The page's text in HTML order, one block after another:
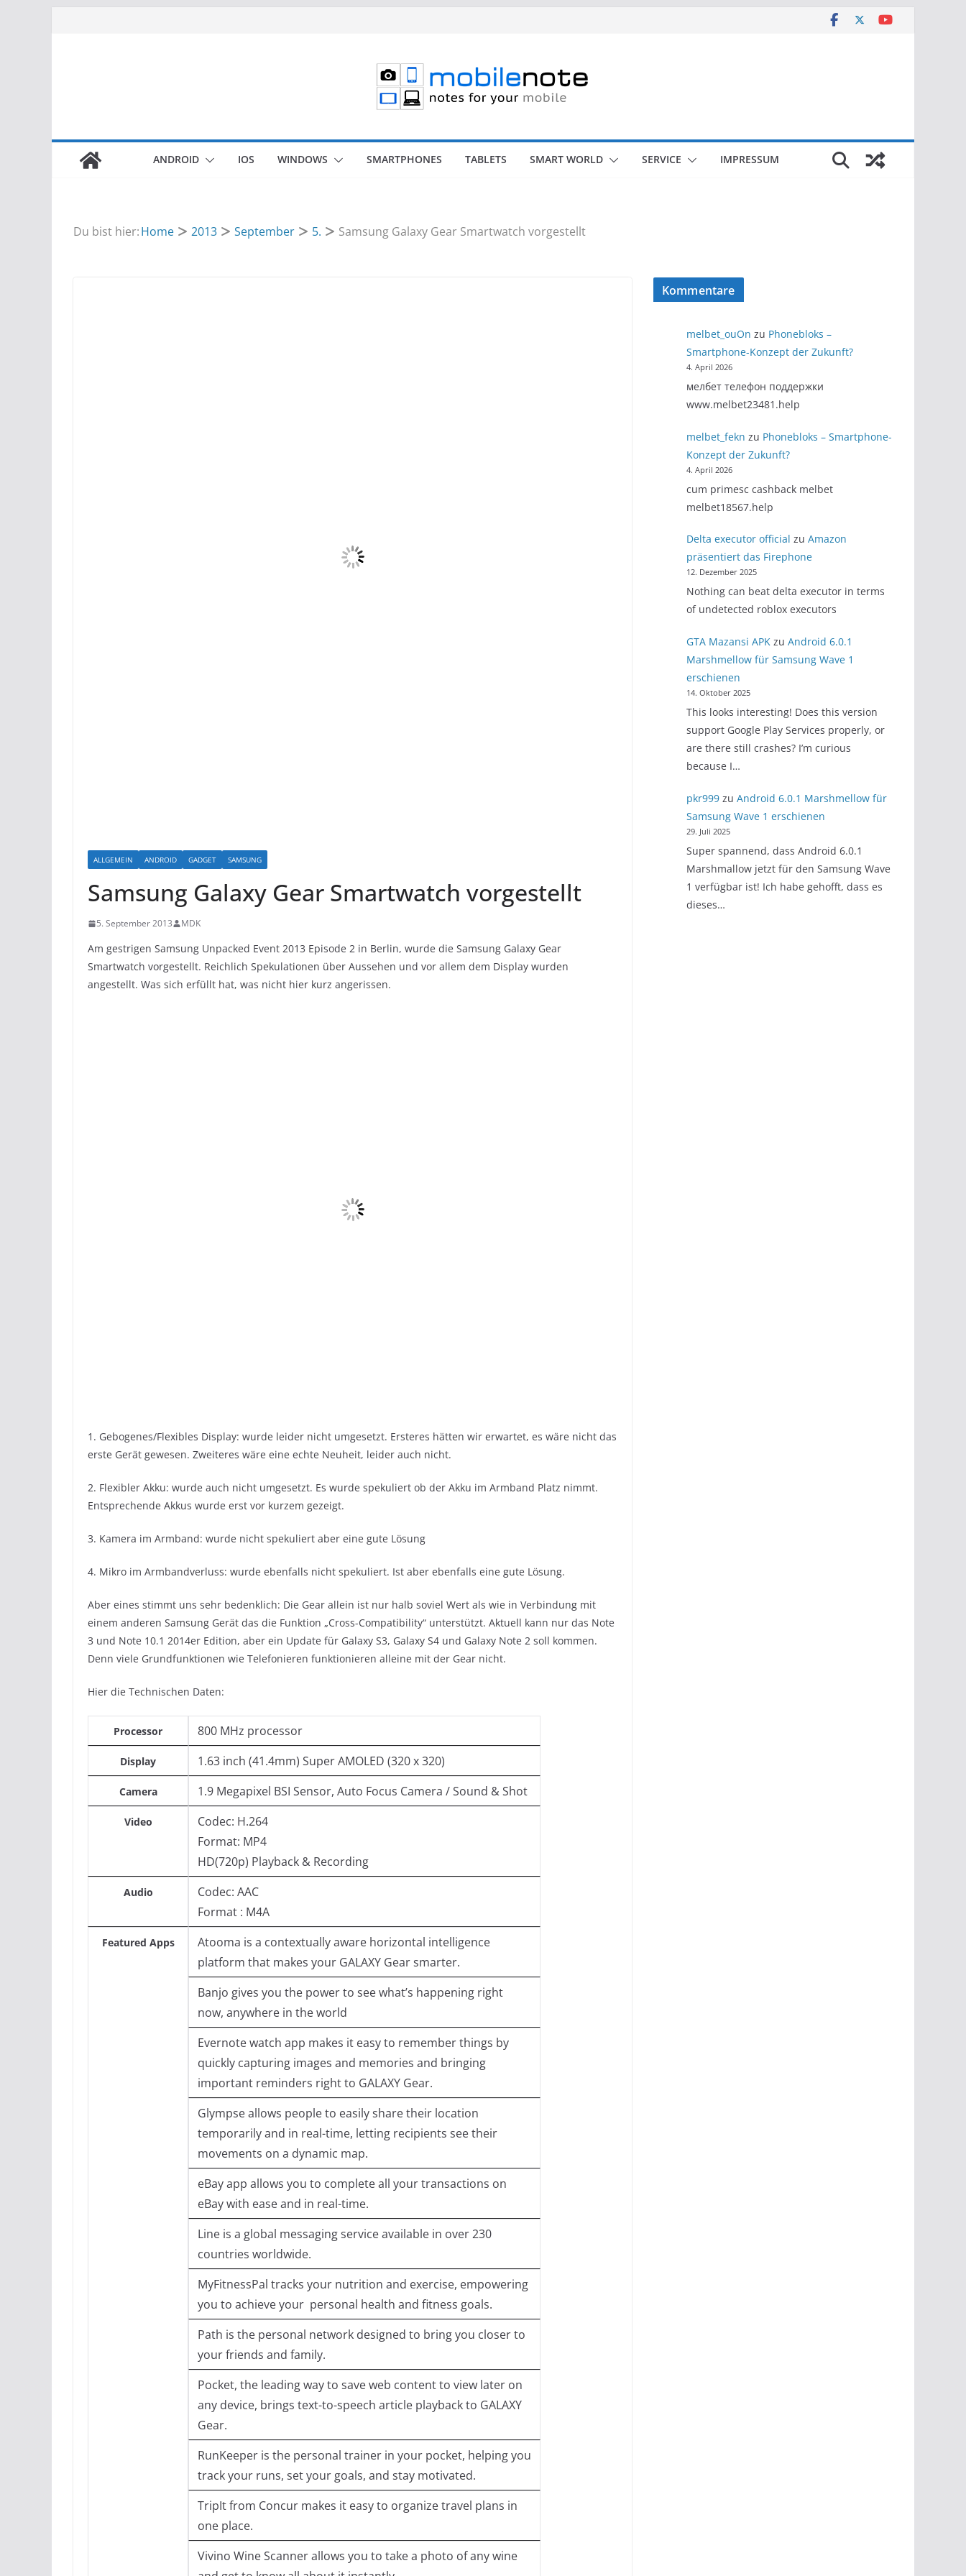
ANDROID IOS WINDOWS SMARTPHONES TABLETS SMART WORLD SERVICE IMPRESSUM
Du bist hier:Home 2013 September 5. Samsung Galaxy Gear Smartwatch vorgestellt
ALLGEMEIN ANDROID GADGET SAMSUNG
Samsung Galaxy Gear Smartwatch vorgestellt
5. September 2013 MDK
Am gestrigen Samsung Unpacked Event 2013 Episode 2 in Berlin, wurde die Samsung Galaxy Gear
Smartwatch vorgestellt. Reichlich Spekulationen über Aussehen und vor allem dem Display wurden
angestellt. Was sich erfüllt hat, was nicht hier kurz angerissen.
1. Gebogenes/Flexibles Display: wurde leider nicht umgesetzt. Ersteres hätten wir erwartet, es wäre nicht das
erste Gerät gewesen. Zweiteres wäre eine echte Neuheit, leider auch nicht.
2. Flexibler Akku: wurde auch nicht umgesetzt. Es wurde spekuliert ob der Akku im Armband Platz nimmt.
Entsprechende Akkus wurde erst vor kurzem gezeigt.
3. Kamera im Armband: wurde nicht spekuliert aber eine gute Lösung
4. Mikro im Armbandverluss: wurde ebenfalls nicht spekuliert. Ist aber ebenfalls eine gute Lösung.
Aber eines stimmt uns sehr bedenklich: Die Gear allein ist nur halb soviel Wert als wie in Verbindung mit
einem anderen Samsung Gerät das die Funktion „Cross-Compatibility“ unterstützt. Aktuell kann nur das Note
3 und Note 10.1 2014er Edition, aber ein Update für Galaxy S3, Galaxy S4 und Galaxy Note 2 soll kommen.
Denn viele Grundfunktionen wie Telefonieren funktionieren alleine mit der Gear nicht.
Hier die Technischen Daten:
Processor 800 MHz processor
Display 1.63 inch (41.4mm) Super AMOLED (320 x 320)
Camera 1.9 Megapixel BSI Sensor, Auto Focus Camera / Sound & Shot
Video
Codec: H.264
Format: MP4
HD(720p) Playback & Recording
Audio
Codec: AAC
Format : M4A
Featured Apps
Atooma is a contextually aware horizontal intelligence
platform that makes your GALAXY Gear smarter.
Banjo gives you the power to see what’s happening right
now, anywhere in the world
Evernote watch app makes it easy to remember things by
quickly capturing images and memories and bringing
important reminders right to GALAXY Gear.
Glympse allows people to easily share their location
temporarily and in real-time, letting recipients see their
movements on a dynamic map.
eBay app allows you to complete all your transactions on
eBay with ease and in real-time.
Line is a global messaging service available in over 230
countries worldwide.
MyFitnessPal tracks your nutrition and exercise, empowering
you to achieve your personal health and fitness goals.
Path is the personal network designed to bring you closer to
your friends and family.
Pocket, the leading way to save web content to view later on
any device, brings text-to-speech article playback to GALAXY
Gear.
RunKeeper is the personal trainer in your pocket, helping you
track your runs, set your goals, and stay motivated.
TripIt from Concur makes it easy to organize travel plans in
one place.
Vivino Wine Scanner allows you to take a photo of any wine
Kommentare
melbet_ouOn zu Phonebloks –
Smartphone-Konzept der Zukunft?
4. April 2026
мелбет телефон поддержки
www.melbet23481.help
melbet_fekn zu Phonebloks – Smartphone-
Konzept der Zukunft?
4. April 2026
cum primesc cashback melbet
melbet18567.help
Delta executor official zu Amazon
präsentiert das Firephone
12. Dezember 2025
Nothing can beat delta executor in terms
of undetected roblox executors
GTA Mazansi APKzu Android 6.0.1
Marshmellow für Samsung Wave 1
erschienen
14. Oktober 2025
This looks interesting! Does this version
support Google Play Services properly, or
are there still crashes? I’m curious
because I…
pkr999zu Android 6.0.1 Marshmellow für
Samsung Wave 1 erschienen
29. Juli 2025
Super spannend, dass Android 6.0.1
Marshmallow jetzt für den Samsung Wave
1 verfügbar ist! Ich habe gehofft, dass es
dieses…